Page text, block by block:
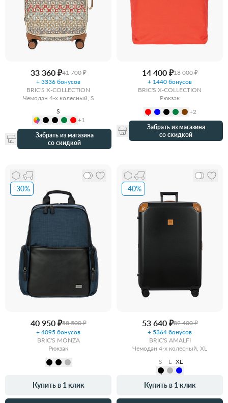
33 360 ₽41 700 ₽
+ 3336 бонусов
BRIC'S X-COLLECTION
Чемодан 4-х колесный, S
S
+1
Забрать из магазина
со скидкой
14 400 ₽18 000 ₽
+ 1440 бонусов
BRIC'S X-COLLECTION
Рюкзак
+2
Забрать из магазина
со скидкой
-30%
40 950 ₽58 500 ₽
+ 4095 бонусов
BRIC'S MONZA
Рюкзак
Купить в 1 клик
-40%
53 640 ₽89 400 ₽
+ 5364 бонусов
BRIC'S AMALFI
Чемодан 4-х колесный, XL
S
L XL
Купить в 1 клик